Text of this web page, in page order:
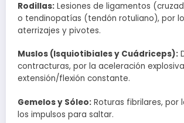
Rodillas: Lesiones de ligamentos
o tendinopatías (tendón rotuliano), por
aterrizajes y pivotes.
Muslos (Isquiotibiales y Cuádriceps):
contracturas, por la aceleración
extensión/flexión constante.
Gemelos y Sóleo: Roturas fibrilares, por
los impulsos para saltar.